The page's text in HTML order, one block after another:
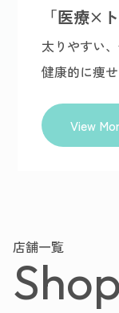
「医療×
太りやすい
健康的に痩せ
View
店舗一覧